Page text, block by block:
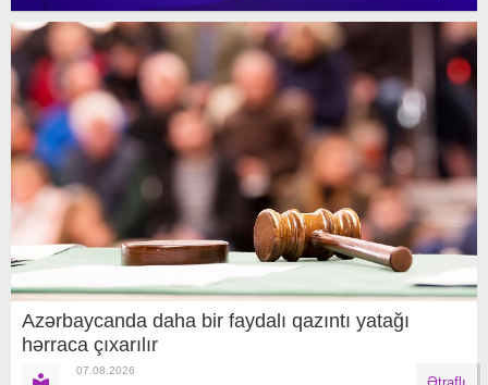
Azərbaycanda daha bir faydalı qazıntı yatağı
hərraca çıxarılır
07.08.2026